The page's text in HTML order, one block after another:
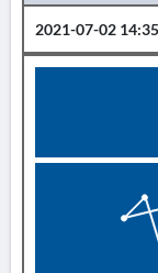
2021-07-02